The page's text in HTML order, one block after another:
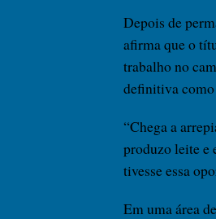
Depois de
afirma que o
trabalho no
definitiva como
“Chega a
produzo leite e
tivesse essa
Em uma área